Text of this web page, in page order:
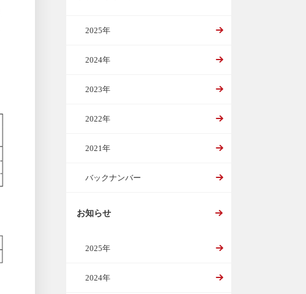
2025年
2024年
2023年
2022年
2021年
バックナンバー
お知らせ
2025年
2024年